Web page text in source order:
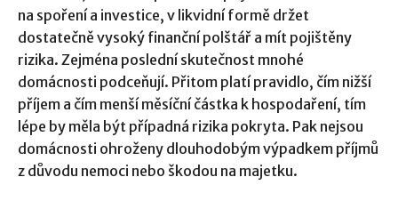
na spoření a investice, v likvidní formě držet
dostatečně vysoký finanční polštář a mít pojištěny
rizika. Zejména poslední skutečnost mnohé
domácnosti podceňují. Přitom platí pravidlo, čím nižší
příjem a čím menší měsíční částka k hospodaření, tím
lépe by měla být případná rizika pokryta. Pak nejsou
domácnosti ohroženy dlouhodobým výpadkem příjmů
z důvodu nemoci nebo škodou na majetku.